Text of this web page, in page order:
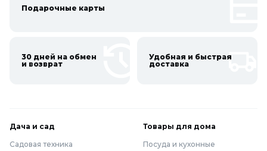
Подарочные карты
30 дней на обмен
и возврат
Удобная и быстрая
доставка
Дача и сад
Садовая техника
Товары для дома
Посуда и кухонные